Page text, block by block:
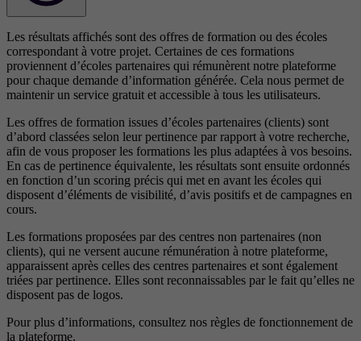
Les résultats affichés sont des offres de formation ou des écoles
correspondant à votre projet. Certaines de ces formations
proviennent d’écoles partenaires qui rémunèrent notre plateforme
pour chaque demande d’information générée. Cela nous permet de
maintenir un service gratuit et accessible à tous les utilisateurs.
Les offres de formation issues d’écoles partenaires (clients) sont
d’abord classées selon leur pertinence par rapport à votre recherche,
afin de vous proposer les formations les plus adaptées à vos besoins.
En cas de pertinence équivalente, les résultats sont ensuite ordonnés
en fonction d’un scoring précis qui met en avant les écoles qui
disposent d’éléments de visibilité, d’avis positifs et de campagnes en
cours.
Les formations proposées par des centres non partenaires (non
clients), qui ne versent aucune rémunération à notre plateforme,
apparaissent après celles des centres partenaires et sont également
triées par pertinence. Elles sont reconnaissables par le fait qu’elles ne
disposent pas de logos.
Pour plus d’informations, consultez nos règles de fonctionnement de
la plateforme.